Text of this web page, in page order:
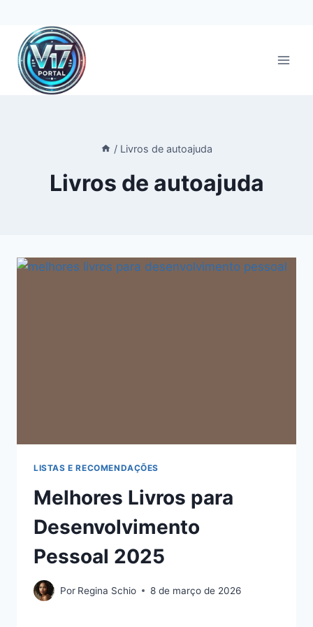
Pular
para
Conteúdo
/ Livros de autoajuda
Livros de autoajuda
LISTAS E RECOMENDAÇÕES
Melhores Livros para
Desenvolvimento
Pessoal 2025
Por Regina Schio 8 de março de 2026